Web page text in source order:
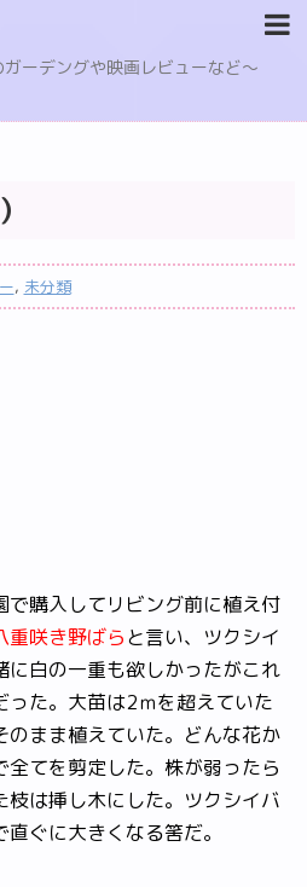
ーデングや映画レビューなど〜
, 未分類
購入してリビング前に植え付
重咲き野ばらと言い、ツクシイ
に白の一重も欲しかったがこれ
った。大苗は2ｍを超えていた
のまま植えていた。どんな花か
てを剪定した。株が弱ったら
は挿し木にした。ツクシイバ
ぐに大きくなる筈だ。